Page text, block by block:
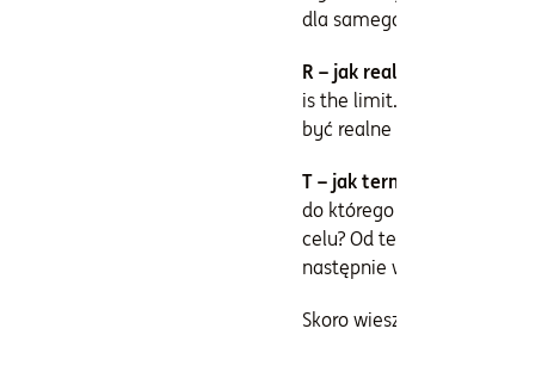
dla samego faktu ich
R – jak realistyczny
.
is the limit. Przy określeniu
być realne do osiągnięcia
T – jak terminowy
. Ile czasu
do którego mają dążyć
celu? Od tego właśnie są
następnie wyeliminuj te
Skoro wiesz już, jak